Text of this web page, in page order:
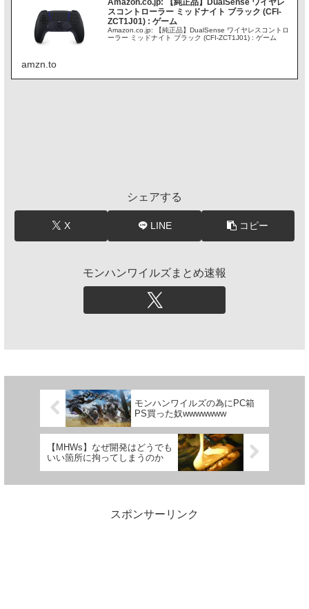
Amazon.co.jp: 【純正品】DualSense ワイヤレ
スコントローラー ミッドナイト ブラック (CFI-
ZCT1J01) : ゲーム
Amazon.co.jp: 【純正品】DualSense ワイヤレスコントロ
ーラー ミッドナイト ブラック (CFI-ZCT1J01) : ゲーム
amzn.to
シェアする
X LINE コピー
モンハンワイルズまとめ速報
モンハンワイルズの為にPC箱
PS買った奴wwwwwww
【MHWs】なぜ開発はどうでも
いい箇所に拘ってしまうのか
スポンサーリンク